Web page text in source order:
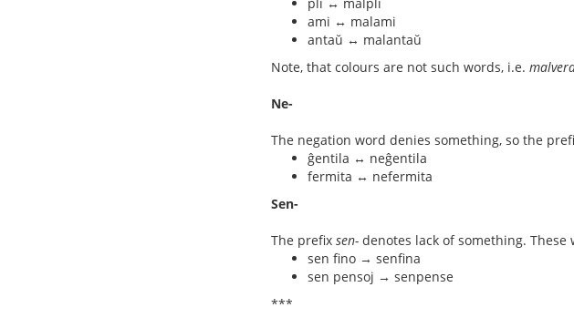
pli ↔ malpli
ami ↔ malami
antaŭ ↔ malantaŭ
Note, that colours are not such words, i.e.
Ne-
The negation word denies something, so the
ĝentila ↔ neĝentila
fermita ↔ nefermita
Sen-
The prefix sen- denotes lack of something.
sen fino → senfina
sen pensoj → senpense
***